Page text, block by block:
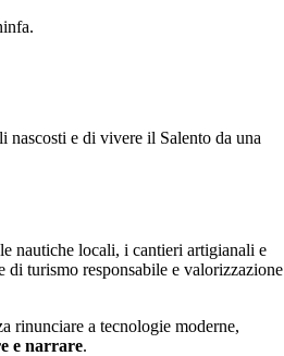
nascosti e di vivere il Salento da una
nautiche locali, i cantieri artigianali e
di turismo responsabile e valorizzazione
rinunciare a tecnologie moderne,
e narrare.